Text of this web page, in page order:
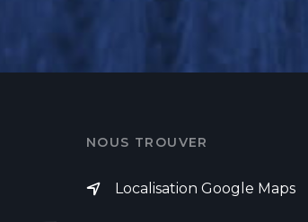
NOUS TROUVER
Localisation Google Maps